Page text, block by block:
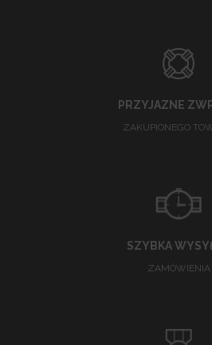
PRZYJAZNE
ZAKUPIONEGO
SZYBKA
ZAMÓWIENIA